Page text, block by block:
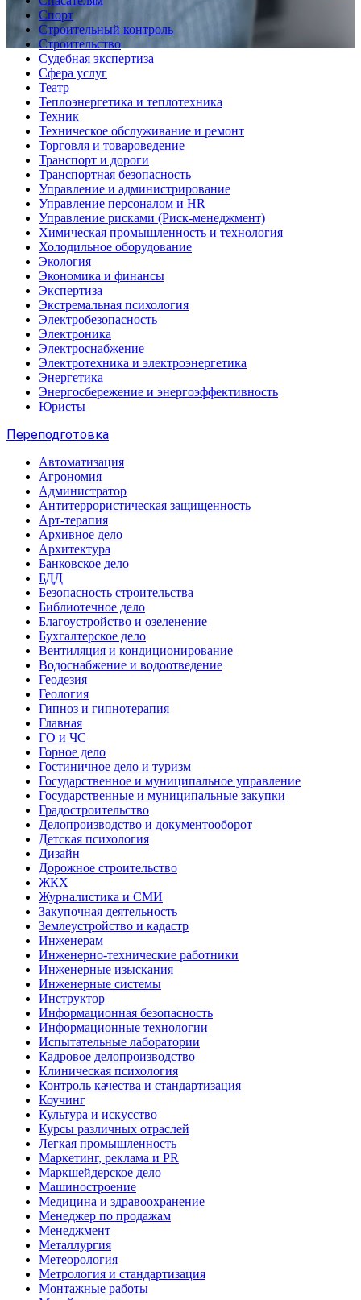
Спорт
Строительный контроль
Строительство
Судебная экспертиза
Сфера услуг
Театр
Теплоэнергетика и теплотехника
Техник
Техническое обслуживание и ремонт
Торговля и товароведение
Транспорт и дороги
Транспортная безопасность
Управление и администрирование
Управление персоналом и HR
Управление рисками (Риск-менеджмент)
Химическая промышленность и технология
Холодильное оборудование
Экология
Экономика и финансы
Экспертиза
Экстремальная психология
Электробезопасность
Электроника
Электроснабжение
Электротехника и электроэнергетика
Энергетика
Энергосбережение и энергоэффективность
Юристы
Переподготовка
Автоматизация
Агрономия
Администратор
Антитеррористическая защищенность
Арт-терапия
Архивное дело
Архитектура
Банковское дело
БДД
Безопасность строительства
Библиотечное дело
Благоустройство и озеленение
Бухгалтерское дело
Вентиляция и кондиционирование
Водоснабжение и водоотведение
Геодезия
Геология
Гипноз и гипнотерапия
Главная
ГО и ЧС
Горное дело
Гостиничное дело и туризм
Государственное и муниципальное управление
Государственные и муниципальные закупки
Градостроительство
Делопроизводство и документооборот
Детская психология
Дизайн
Дорожное строительство
ЖКХ
Журналистика и СМИ
Закупочная деятельность
Землеустройство и кадастр
Инженерам
Инженерно-технические работники
Инженерные изыскания
Инженерные системы
Инструктор
Информационная безопасность
Информационные технологии
Испытательные лаборатории
Кадровое делопроизводство
Клиническая психология
Контроль качества и стандартизация
Коучинг
Культура и искусство
Курсы различных отраслей
Легкая промышленность
Маркетинг, реклама и PR
Маркшейдерское дело
Машиностроение
Медицина и здравоохранение
Менеджер по продажам
Менеджмент
Металлургия
Метеорология
Метрология и стандартизация
Монтажные работы